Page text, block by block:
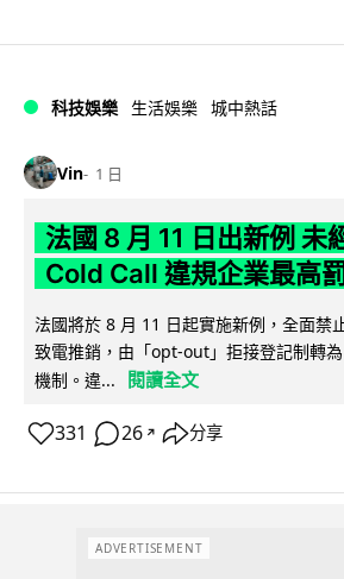
科技娛樂 生活娛樂 城中熱話
Vin 1 日
法國 8 月 11 日出新例 未
Cold Call 違規企業最高
法國將於 8 月 11 日起實施新例，全面禁
致電推銷，由「opt-out」拒接登記制轉
機制。違...
閱讀全文
331 26 ↗ 分享
ADVERTISEMENT